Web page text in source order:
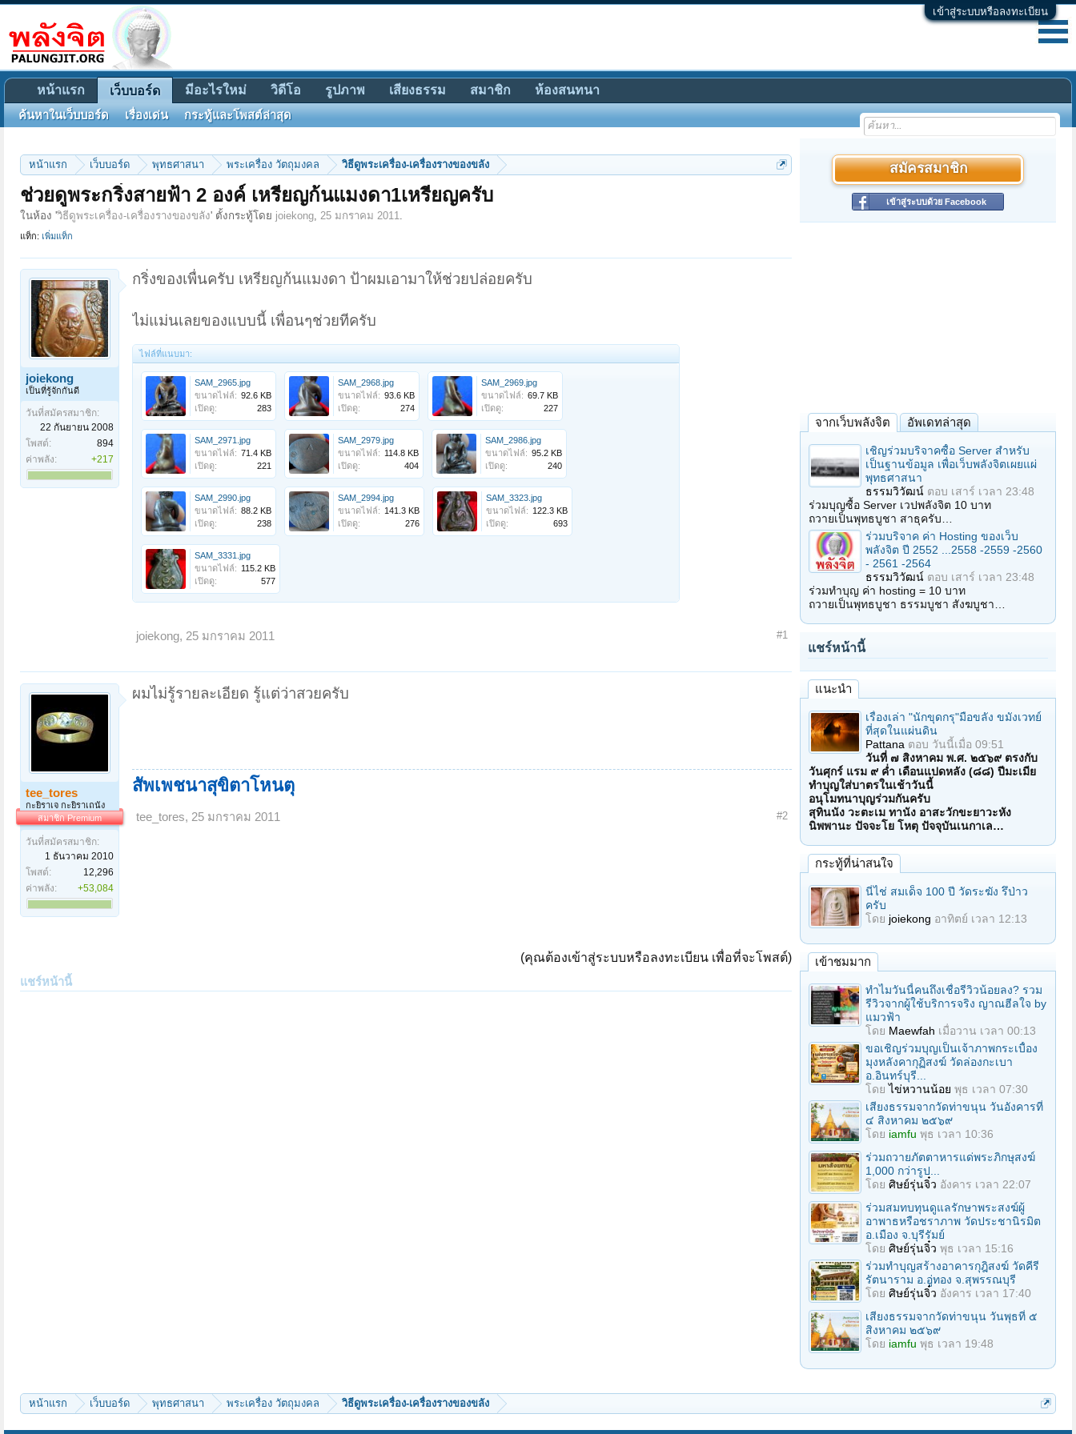
เข้าสู่ระบบหรือลงทะเบียน
หน้าแรก เว็บบอร์ด พุทธศาสนา พระเครื่อง วัตถุมงคล วิธีดูพระเครื่อง-เครื่องรางของขลัง
ช่วยดูพระกริ่งสายฟ้า 2 องค์ เหรียญก้นแมงดา1เหรียญครับ
ในห้อง 'วิธีดูพระเครื่อง-เครื่องรางของขลัง' ตั้งกระทู้โดย joiekong, 25 มกราคม 2011.
แท็ก: เพิ่มแท็ก
joiekong
เป็นที่รู้จักกันดี
วันที่สมัครสมาชิก:
22 กันยายน 2008
โพสต์:
894
ค่าพลัง:
+217
กริ่งของเพื่นครับ เหรียญก้นแมงดา ป้าผมเอามาให้ช่วยปล่อยครับ
ไม่แม่นเลยของแบบนี้ เพื่อนๆช่วยทีครับ
ไฟล์ที่แนบมา:
SAM_2965.jpg
ขนาดไฟล์: 92.6 KB
เปิดดู:
283
SAM_2968.jpg
ขนาดไฟล์: 93.6 KB
เปิดดู:
274
SAM_2969.jpg
ขนาดไฟล์: 69.7 KB
เปิดดู:
227
SAM_2971.jpg
ขนาดไฟล์: 71.4 KB
เปิดดู:
221
SAM_2979.jpg
ขนาดไฟล์: 114.8 KB
เปิดดู:
404
SAM_2986.jpg
ขนาดไฟล์: 95.2 KB
เปิดดู:
240
SAM_2990.jpg
ขนาดไฟล์: 88.2 KB
เปิดดู:
238
SAM_2994.jpg
ขนาดไฟล์: 141.3 KB
เปิดดู:
276
SAM_3323.jpg
ขนาดไฟล์: 122.3 KB
เปิดดู:
693
SAM_3331.jpg
ขนาดไฟล์: 115.2 KB
เปิดดู:
577
joiekong, 25 มกราคม 2011 #1
tee_tores
กะยิราเจ กะยิราเถนัง
สมาชิก Premium
วันที่สมัครสมาชิก:
1 ธันวาคม 2010
โพสต์:
12,296
ค่าพลัง:
+53,084
ผมไม่รู้รายละเอียด รู้แต่ว่าสวยครับ
สัพเพชนาสุขิตาโหนตุ
tee_tores, 25 มกราคม 2011 #2
(คุณต้องเข้าสู่ระบบหรือลงทะเบียน เพื่อที่จะโพสต์)
แชร์หน้านี้
สมัครสมาชิก
เข้าสู่ระบบด้วย Facebook
จากเว็บพลังจิต อัพเดทล่าสุด
เชิญร่วมบริจาคซื้อ Server สำหรับ
เป็นฐานข้อมูล เพื่อเว็บพลังจิตเผยแผ่
พุทธศาสนา
ธรรมวิวัฒน์ ตอบ เสาร์ เวลา 23:48
ร่วมบุญซื้อ Server เวปพลังจิต 10 บาท
ถวายเป็นพุทธบูชา สาธุครับ…
ร่วมบริจาค ค่า Hosting ของเว็บ
พลังจิต ปี 2552 ...2558 -2559 -2560
- 2561 -2564
ธรรมวิวัฒน์ ตอบ เสาร์ เวลา 23:48
ร่วมทำบุญ ค่า hosting = 10 บาท
ถวายเป็นพุทธบูชา ธรรมบูชา สังฆบูชา…
แชร์หน้านี้
แนะนำ
เรื่องเล่า "นักขุดกรุ"มือขลัง ขมังเวทย์
ที่สุดในแผ่นดิน
Pattana ตอบ วันนี้เมื่อ 09:51
วันที่ ๗ สิงหาคม พ.ศ. ๒๕๖๙ ตรงกับ
วันศุกร์ แรม ๙ ค่ำ เดือนแปดหลัง (๘๘) ปีมะเมีย
ทำบุญใส่บาตรในเช้าวันนี้
อนุโมทนาบุญร่วมกันครับ
สุทินนัง วะตะเม ทานัง อาสะวักขะยาวะหัง
นิพพานะ ปัจจะโย โหตุ ปัจจุบันเนกาเล…
กระทู้ที่น่าสนใจ
นี่ไช่ สมเด็จ 100 ปี วัดระฆัง รึป่าว
ครับ
โดย joiekong อาทิตย์ เวลา 12:13
เข้าชมมาก
ทำไมวันนี้คนถึงเชื่อรีวิวน้อยลง? รวม
รีวิวจากผู้ใช้บริการจริง ญาณฮีลใจ by
แมวฟ้า
โดย Maewfah เมื่อวาน เวลา 00:13
ขอเชิญร่วมบุญเป็นเจ้าภาพกระเบื้อง
มุงหลังคากุฏิสงฆ์ วัดล่องกะเบา
อ.อินทร์บุรี...
โดยไข่หวานน้อย พุธ เวลา 07:30
เสียงธรรมจากวัดท่าขนุน วันอังคารที่
๔ สิงหาคม ๒๕๖๙
โดย iamfu พุธ เวลา 10:36
ร่วมถวายภัตตาหารแด่พระภิกษุสงฆ์
1,000 กว่ารูป...
โดย ศิษย์รุ่นจิ๋ว อังคาร เวลา 22:07
ร่วมสมทบทุนดูแลรักษาพระสงฆ์ผู้
อาพาธหรือชราภาพ วัดประชานิรมิต
อ.เมือง จ.บุรีรัมย์
โดย ศิษย์รุ่นจิ๋ว พุธ เวลา 15:16
ร่วมทำบุญสร้างอาคารกุฎิสงฆ์ วัดคีรี
รัตนาราม อ.อู่ทอง จ.สุพรรณบุรี
โดย ศิษย์รุ่นจิ๋ว อังคาร เวลา 17:40
เสียงธรรมจากวัดท่าขนุน วันพุธที่ ๕
สิงหาคม ๒๕๖๙
โดย iamfu พุธ เวลา 19:48
หน้าแรก เว็บบอร์ด พุทธศาสนา พระเครื่อง วัตถุมงคล วิธีดูพระเครื่อง-เครื่องรางของขลัง
หน้าแรก เว็บบอร์ด
ค้นหาในเว็บบอร์ด เรื่องเด่น กระทู้และโพสต์ล่าสุด
มีอะไรใหม่ วิดีโอ รูปภาพ เสียงธรรม สมาชิก ห้องสนทนา